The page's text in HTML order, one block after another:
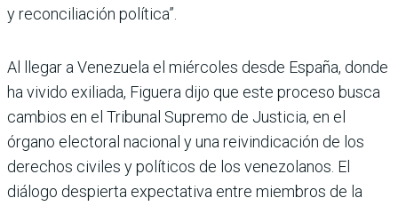
y reconciliación política”.
Al llegar a Venezuela el miércoles desde España, donde
ha vivido exiliada, Figuera dijo que este proceso busca
cambios en el Tribunal Supremo de Justicia, en el
órgano electoral nacional y una reivindicación de los
derechos civiles y políticos de los venezolanos. El
diálogo despierta expectativa entre miembros de la